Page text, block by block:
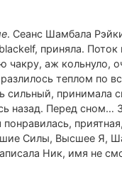
. Сеанс Шамбала
приняла. Поток
чакру, аж кольнуло,
теплом по
сильный, принимала
назад. Перед сном…
Силы, Высшее Я,
Ник, имя не